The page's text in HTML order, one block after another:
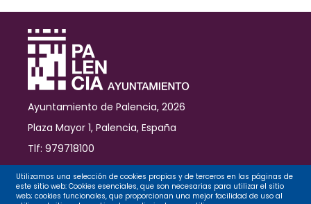
Ayuntamiento de Palencia, 2026
Plaza Mayor 1, Palencia, España
Tlf: 979718100
Contacto
Utilizamos una selección de cookies propias y de terceros en las páginas de
este sitio web: Cookies esenciales, que son necesarias para utilizar el sitio
web; cookies funcionales, que proporcionan una mejor facilidad de uso al